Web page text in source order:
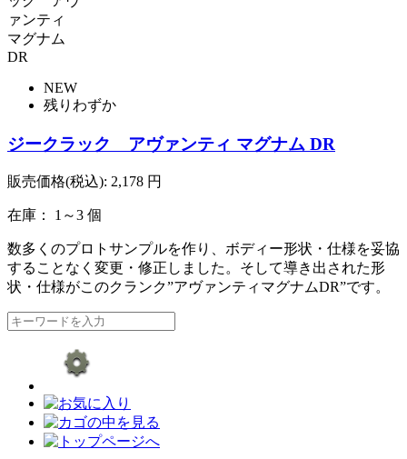
NEW
残りわずか
ジークラック アヴァンティ マグナム DR
販売価格(税込): 2,178 円
在庫： 1～3 個
数多くのプロトサンプルを作り、ボディー形状・仕様を妥協
することなく変更・修正しました。そして導き出された形
状・仕様がこのクランク”アヴァンティマグナムDR”です。